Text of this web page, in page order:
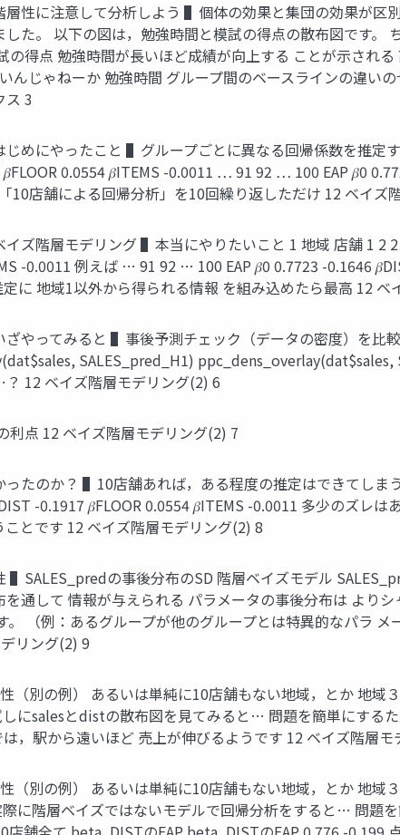
層性に注意して分析しよう ▌個体の効果と集団の効果が
た。 以下の図は，勉強時間と模試の得点の散布図です
の得点 勉強時間が長いほど成績が向上する ことが示され
んじゃねーか 勉強時間 グループ間のベースラインの違い
ス 3
じめにやったこと ▌グループごとに異なる回帰係数を推
0.0554 𝛽ITEMS -0.0011 … 91 92 … 100 EAP 𝛽0
10店舗による回帰分析」を10回繰り返しただけ 12 ベイズ
イズ階層モデリング ▌本当にやりたいこと 1 地域 店舗 1
-0.0011 例えば … 91 92 … 100 EAP 𝛽0 0.7723 -0.1646
に 地域1以外から得られる情報 を組み込めたら最高 12
ざやってみると ▌事後予測チェック（データの密度）を
SALES_pred_H1)
12 ベイズ階層モデリング(2) 6
利点 12 ベイズ階層モデリング(2) 7
ったのか？ ▌10店舗あれば，ある程度の推定はできてし
-0.1917 𝛽FLOOR 0.0554 𝛽ITEMS -0.0011 多少のズレ
とです 12 ベイズ階層モデリング(2) 8
の事後分布のSD 階層ベイズモデル
を通して 情報が与えられる パラメータの事後分布は より
。 （例：あるグループが他のグループとは特異的なパラ
リング(2) 9
（別の例） あるいは単純に10店舗もない地域，とか 地域
しにsalesとdistの散布図を見てみると… 問題を簡単にす
，駅から遠いほど 売上が伸びるようです 12 ベイズ階層
（別の例） あるいは単純に10店舗もない地域，とか 地域
に階層ベイズではないモデルで回帰分析をすると… 問題